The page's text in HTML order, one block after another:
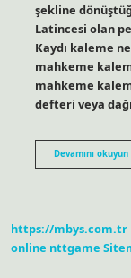
şekline
Latincesi olan
Kaydı kaleme
mahkeme
mahkeme
defteri veya
Devamını okuyun
https://mbys.com.tr
online nttgame